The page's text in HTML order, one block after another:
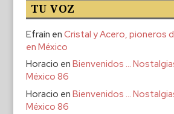
TU VOZ
Efraín en Cristal y Acero, pioneros
en México
Horacio en Bienvenidos …
México 86
Horacio en Bienvenidos …
México 86